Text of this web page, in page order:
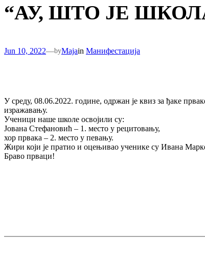
“АУ, ШТО ЈЕ
Jun 10, 2022—byMajain Манифестација
У среду, 08.06.2022. године, одржан је квиз за ђаке
изражавању.
Ученици наше школе освојили су:
Јована Стефановић – 1. место у рецитовању,
хор првака – 2. место у певању.
Жири који је пратио и оцењивао ученике су Ивана
Браво прваци!